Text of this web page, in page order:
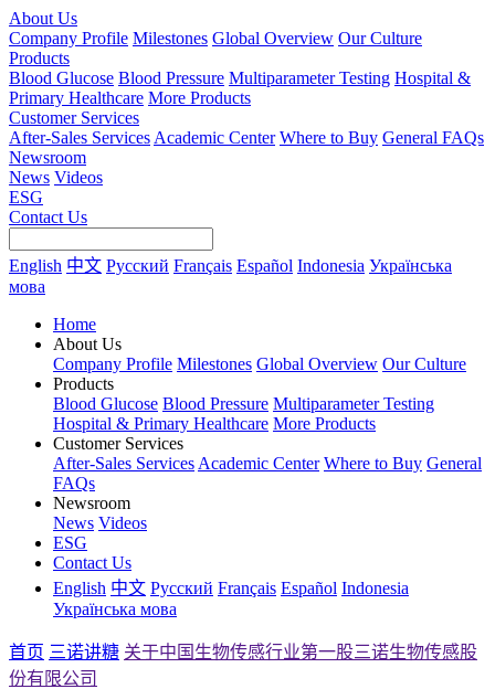
About Us
Company Profile Milestones Global Overview Our Culture
Products
Blood Glucose Blood Pressure Multiparameter Testing Hospital &
Primary Healthcare More Products
Customer Services
After-Sales Services Academic Center Where to Buy General FAQs
Newsroom
News Videos
ESG
Contact Us
English 中文 Русский Français Español Indonesia Українська
мова
Home
About Us
Company Profile Milestones Global Overview Our Culture
Products
Blood Glucose Blood Pressure Multiparameter Testing
Hospital & Primary Healthcare More Products
Customer Services
After-Sales Services Academic Center Where to Buy General
FAQs
Newsroom
News Videos
ESG
Contact Us
English 中文 Русский Français Español Indonesia
Українська мова
首页 三诺讲糖 关于中国生物传感行业第一股三诺生物传感股
份有限公司